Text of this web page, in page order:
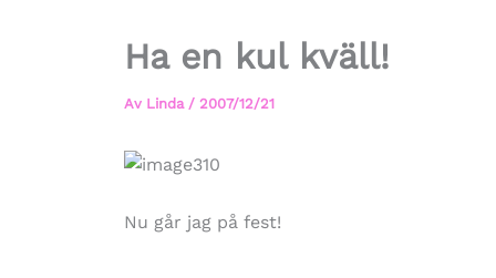
Ha en kul kväll!
Av Linda / 2007/12/21
Nu går jag på fest!